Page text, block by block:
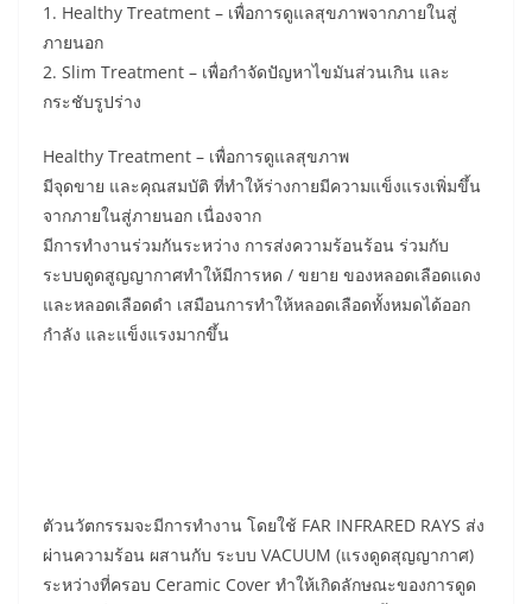
1. Healthy Treatment – เพื่อการดูแลสุขภาพจากภายในสู่
ภายนอก
2. Slim Treatment – เพื่อกำจัดปัญหาไขมันส่วนเกิน และ
กระชับรูปร่าง
Healthy Treatment – เพื่อการดูแลสุขภาพ
มีจุดขาย และคุณสมบัติ ที่ทำให้ร่างกายมีความแข็งแรงเพิ่มขึ้น
จากภายในสู่ภายนอก เนื่องจาก
มีการทำงานร่วมกันระหว่าง การส่งความร้อนร้อน ร่วมกับ
ระบบดูดสูญญากาศทำให้มีการหด / ขยาย ของหลอดเลือดแดง
และหลอดเลือดดำ เสมือนการทำให้หลอดเลือดทั้งหมดได้ออก
กำลัง และแข็งแรงมากขึ้น
ตัวนวัตกรรมจะมีการทำงาน โดยใช้ FAR INFRARED RAYS ส่ง
ผ่านความร้อน ผสานกับ ระบบ VACUUM (แรงดูดสุญญากาศ)
ระหว่างที่ครอบ Ceramic Cover ทำให้เกิดลักษณะของการดูด